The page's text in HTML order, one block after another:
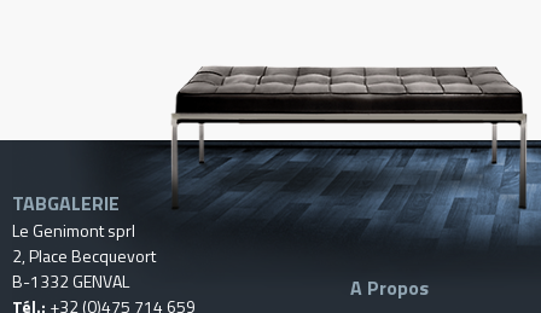
TABGALERIE
Le Genimont sprl
2, Place Becquevort
B-1332 GENVAL
Tél.: +32 (0)475 714 659
A Propos